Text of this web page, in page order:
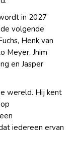
in 2027
volgende
Henk van
Meyer, Jhim
en Jasper
wereld. Hij kent
iedereen ervan